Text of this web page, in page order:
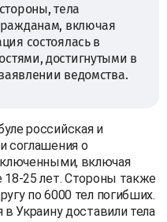
тела
включая
состоялась в
достигнутыми в
ведомства.
российская и
соглашения о
включая
18-25 лет. Стороны также
по 6000 тел погибших.
Украину доставили тела